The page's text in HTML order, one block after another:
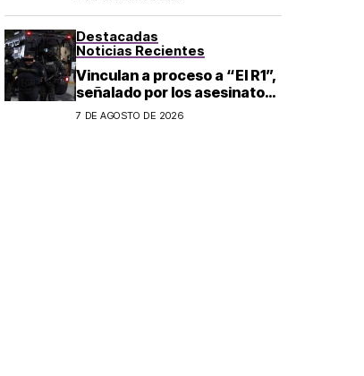
Destacadas
Noticias Recientes
Vinculan a proceso a “El R1”,
señalado por los asesinatos
de Carlos Manzo y Valeria
7 DE AGOSTO DE 2026